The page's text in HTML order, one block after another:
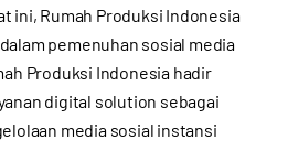
ini, Rumah Produksi Indonesia
pemenuhan sosial media
Produksi Indonesia hadir
digital solution sebagai
media sosial instansi